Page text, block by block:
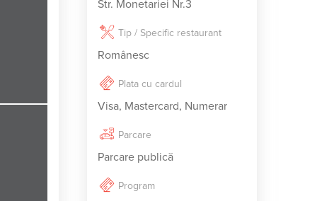
Str. Monetariei Nr.3
Tip / Specific restaurant
Românesc
Plata cu cardul
Visa, Mastercard, Numerar
Parcare
Parcare publică
Program